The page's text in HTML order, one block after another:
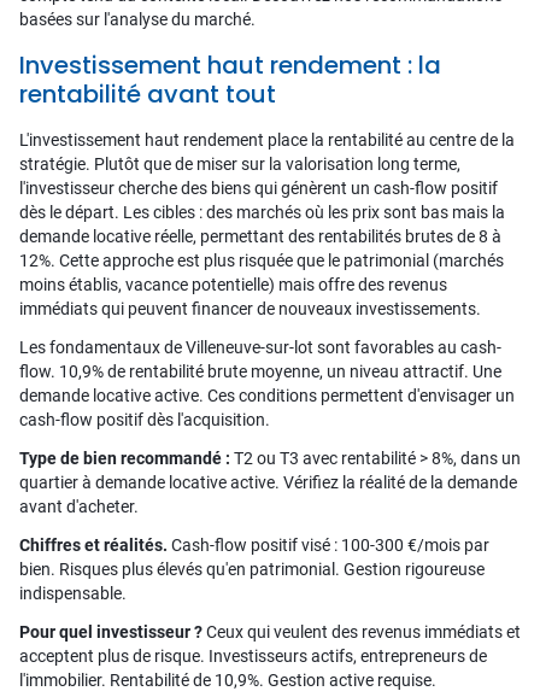
basées sur l'analyse du marché.
Investissement haut rendement : la
rentabilité avant tout
L'investissement haut rendement place la rentabilité au centre de la
stratégie. Plutôt que de miser sur la valorisation long terme,
l'investisseur cherche des biens qui génèrent un cash-flow positif
dès le départ. Les cibles : des marchés où les prix sont bas mais la
demande locative réelle, permettant des rentabilités brutes de 8 à
12%. Cette approche est plus risquée que le patrimonial (marchés
moins établis, vacance potentielle) mais offre des revenus
immédiats qui peuvent financer de nouveaux investissements.
Les fondamentaux de Villeneuve-sur-lot sont favorables au cash-
flow. 10,9% de rentabilité brute moyenne, un niveau attractif. Une
demande locative active. Ces conditions permettent d'envisager un
cash-flow positif dès l'acquisition.
Type de bien recommandé : T2 ou T3 avec rentabilité > 8%, dans un
quartier à demande locative active. Vérifiez la réalité de la demande
avant d'acheter.
Chiffres et réalités. Cash-flow positif visé : 100-300 €/mois par
bien. Risques plus élevés qu'en patrimonial. Gestion rigoureuse
indispensable.
Pour quel investisseur ?Ceux qui veulent des revenus immédiats et
acceptent plus de risque. Investisseurs actifs, entrepreneurs de
l'immobilier. Rentabilité de 10,9%. Gestion active requise.